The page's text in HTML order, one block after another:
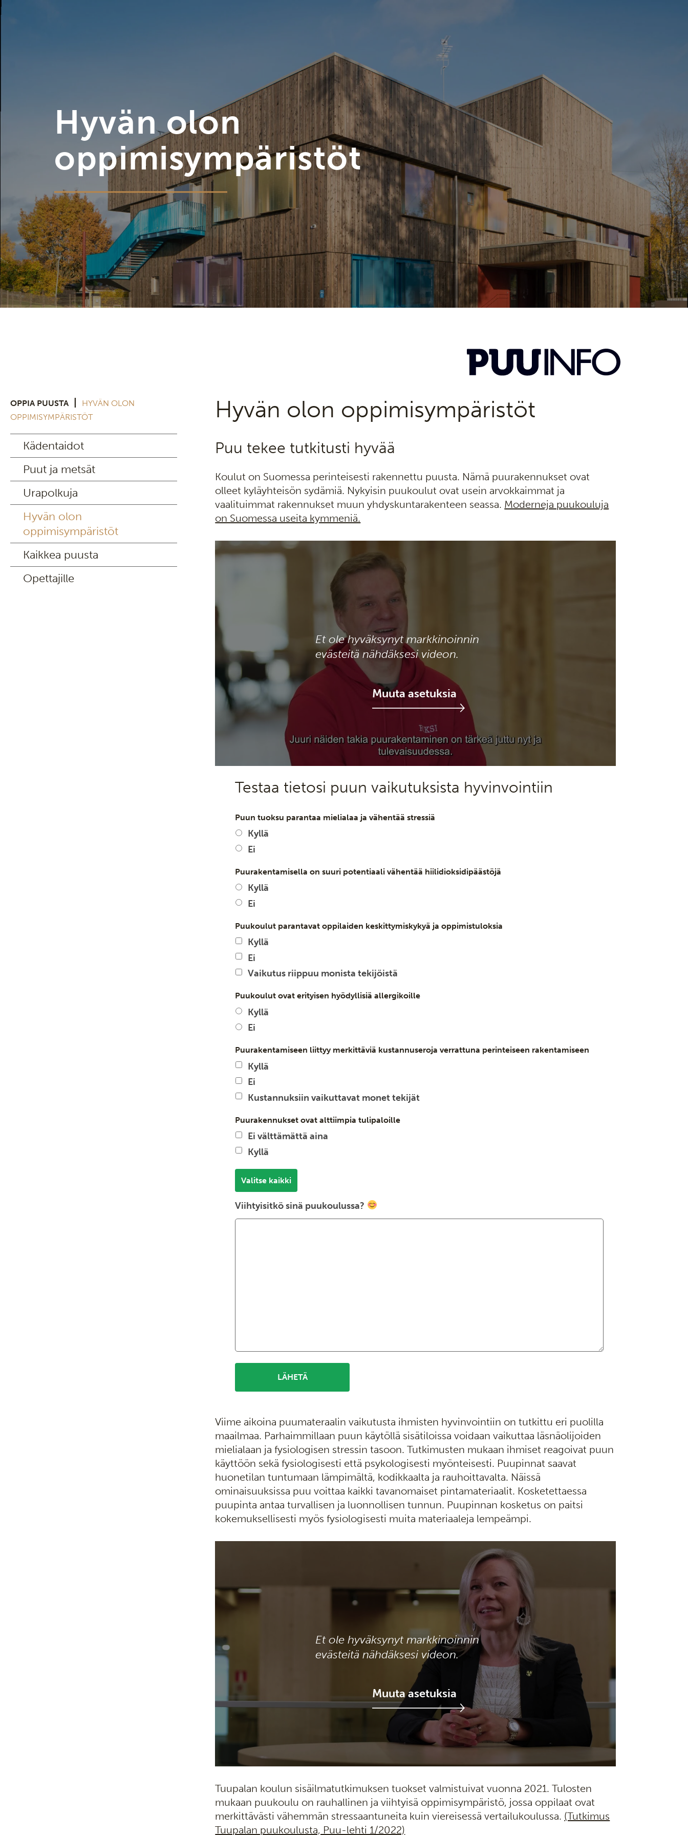
Hyvän olon
oppimisympäristöt
OPPIA PUUSTA
HYVÄN OLON
OPPIMISYMPÄRISTÖT
Kädentaidot
Puut ja metsät
Urapolkuja
Hyvän olon
oppimisympäristöt
Kaikkea puusta
Opettajille
Hyvän olon oppimisympäristöt
Puu tekee tutkitusti hyvää
Koulut on Suomessa perinteisesti rakennettu puusta. Nämä puurakennukset ovat
olleet kyläyhteisön sydämiä. Nykyisin puukoulut ovat usein arvokkaimmat ja
vaalituimmat rakennukset muun yhdyskuntarakenteen seassa. Moderneja puukouluja
on Suomessa useita kymmeniä.
Et ole hyväksynyt markkinoinnin
evästeitä nähdäksesi videon.
Muuta asetuksia
Testaa tietosi puun vaikutuksista hyvinvointiin
Puun tuoksu parantaa mielialaa ja vähentää stressiä
Kyllä
Ei
Puurakentamisella on suuri potentiaali vähentää hiilidioksidipäästöjä
Kyllä
Ei
Puukoulut parantavat oppilaiden keskittymiskykyä ja oppimistuloksia
Kyllä
Ei
Vaikutus riippuu monista tekijöistä
Puukoulut ovat erityisen hyödyllisiä allergikoille
Kyllä
Ei
Puurakentamiseen liittyy merkittäviä kustannuseroja verrattuna perinteiseen rakentamiseen
Kyllä
Ei
Kustannuksiin vaikuttavat monet tekijät
Puurakennukset ovat alttiimpia tulipaloille
Ei välttämättä aina
Kyllä
Valitse kaikki
Viihtyisitkö sinä puukoulussa?
Viime aikoina puumateraalin vaikutusta ihmisten hyvinvointiin on tutkittu eri puolilla
maailmaa. Parhaimmillaan puun käytöllä sisätiloissa voidaan vaikuttaa läsnäolijoiden
mielialaan ja fysiologisen stressin tasoon. Tutkimusten mukaan ihmiset reagoivat puun
käyttöön sekä fysiologisesti että psykologisesti myönteisesti. Puupinnat saavat
huonetilan tuntumaan lämpimältä, kodikkaalta ja rauhoittavalta. Näissä
ominaisuuksissa puu voittaa kaikki tavanomaiset pintamateriaalit. Kosketettaessa
puupinta antaa turvallisen ja luonnollisen tunnun. Puupinnan kosketus on paitsi
kokemuksellisesti myös fysiologisesti muita materiaaleja lempeämpi.
Et ole hyväksynyt markkinoinnin
evästeitä nähdäksesi videon.
Muuta asetuksia
Tuupalan koulun sisäilmatutkimuksen tuokset valmistuivat vuonna 2021. Tulosten
mukaan puukoulu on rauhallinen ja viihtyisä oppimisympäristö, jossa oppilaat ovat
merkittävästi vähemmän stressaantuneita kuin viereisessä vertailukoulussa. (Tutkimus
Tuupalan puukoulusta, Puu-lehti 1/2022)